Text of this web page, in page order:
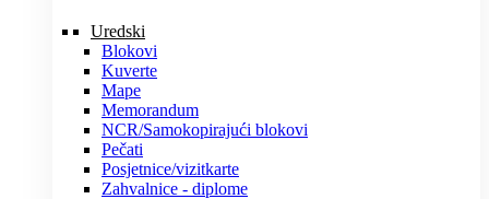
Uredski
Blokovi
Kuverte
Mape
Memorandum
NCR/Samokopirajući blokovi
Pečati
Posjetnice/vizitkarte
Zahvalnice - diplome